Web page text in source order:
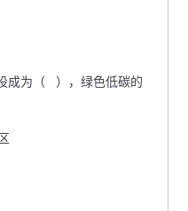
为（ ），绿色低碳的